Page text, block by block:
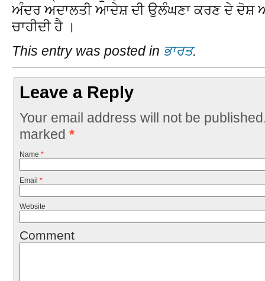
ਅੰਦਰ ਅਦਾਲਤੀ ਆਦੇਸ਼ ਦੀ ਉਲੰਘਣਾ ਕਰਣ ਦੇ ਦੋਸ਼
ਚਾਹੀਦੀ ਹੈ ।
This entry was posted in ਭਾਰਤ.
Leave a Reply
Your email address will not be
marked *
Name *
Email *
Website
Comment